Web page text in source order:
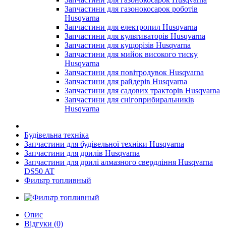
Запчастини для газонокосарок роботів
Husqvarna
Запчастини для електропил Husqvarna
Запчастини для культиваторів Husqvarna
Запчастини для кущорізів Husqvarna
Запчастини для мийок високого тиску
Husqvarna
Запчастини для повітродувок Husqvarna
Запчастини для райдерів Husqvarna
Запчастини для садових тракторів Husqvarna
Запчастини для снігоприбиральників
Husqvarna
Будівельна техніка
Запчастини для будівельної техніки Husqvarna
Запчастини для дрилів Husqvarna
Запчастини для дрилі алмазного свердління Husqvarna
DS50 AT
Фильтр топливный
Опис
Відгуки (0)